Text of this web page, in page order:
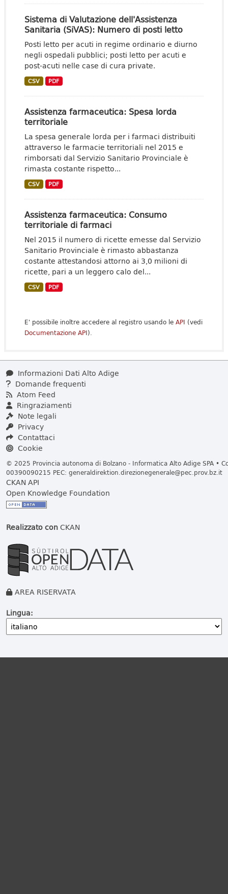
Sistema di Valutazione dell'Assistenza
Sanitaria (SiVAS): Numero di posti letto
Posti letto per acuti in regime ordinario e diurno
negli ospedali pubblici; posti letto per acuti e
post-acuti nelle case di cura private.
CSV PDF
Assistenza farmaceutica: Spesa lorda
territoriale
La spesa generale lorda per i farmaci distribuiti
attraverso le farmacie territoriali nel 2015 e
rimborsati dal Servizio Sanitario Provinciale è
rimasta costante rispetto...
CSV PDF
Assistenza farmaceutica: Consumo
territoriale di farmaci
Nel 2015 il numero di ricette emesse dal Servizio
Sanitario Provinciale è rimasto abbastanza
costante attestandosi attorno ai 3,0 milioni di
ricette, pari a un leggero calo del...
CSV PDF
E' possibile inoltre accedere al registro usando le API (vedi
Documentazione API).
Informazioni Dati Alto Adige
Domande frequenti
Atom Feed
Ringraziamenti
Note legali
Privacy
Contattaci
Cookie
© 2025 Provincia autonoma di Bolzano - Informatica Alto Adige SPA •
00390090215 PEC: generaldirektion.direzionegenerale@pec.prov.bz.it
CKAN API
Open Knowledge Foundation
Realizzato conCKAN
AREA RISERVATA
Lingua